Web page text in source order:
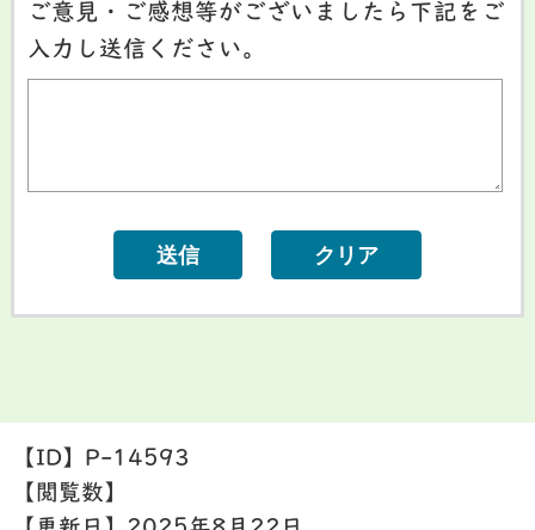
ご意見・ご感想等がございましたら下記をご
入力し送信ください。
【ID】 P-14593
【閲覧数】